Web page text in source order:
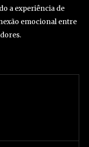
a experiência de
emocional entre